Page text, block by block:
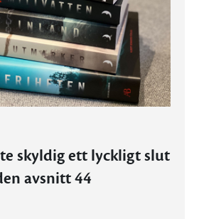
skyldig ett lyckligt slut
avsnitt 44